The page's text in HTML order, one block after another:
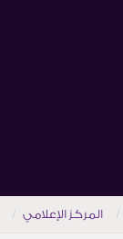
المركز الإعلامي